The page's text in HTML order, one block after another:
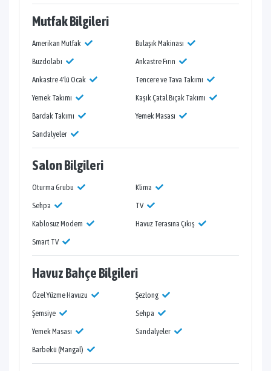
Mutfak Bilgileri
Amerikan Mutfak
Bulaşık Makinası
Buzdolabı
Ankastre Fırın
Ankastre 4'lü Ocak
Tencere ve Tava Takımı
Yemek Takımı
Kaşık Çatal Bıçak Takımı
Bardak Takımı
Yemek Masası
Sandalyeler
Salon Bilgileri
Oturma Grubu
Klima
Sehpa
TV
Kablosuz Modem
Havuz Terasına Çıkış
Smart TV
Havuz Bahçe Bilgileri
Özel Yüzme Havuzu
Şezlong
Şemsiye
Sehpa
Yemek Masası
Sandalyeler
Barbekü (Mangal)